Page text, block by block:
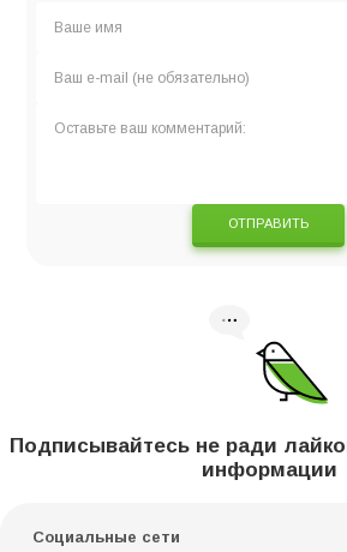
ОТПРАВИТЬ
Подписывайтесь не ради
информации
Социальные сети